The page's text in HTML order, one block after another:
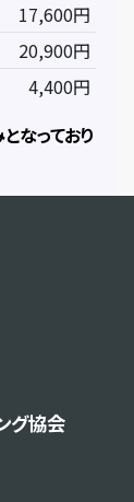
17,600円
20,900円
4,400円
なっており
グ協会